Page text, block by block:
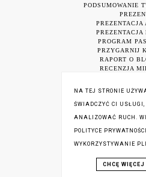
PODSUMOWANIE
PREZENTACJA
PROGRAM
PRZYGARNIJ
RAPORT O
RECENZJA
RECENZJA NA
SALON
SEE
SKLEP Z
SPOTKANIE
TARGI KSIĄŻKI
NA TEJ STRONIE
ŚWIADCZYĆ CI
ANALIZOWAĆ RUCH.
POLITYCE
WYKORZYSTYWANIE
CHCĘ WIĘCEJ